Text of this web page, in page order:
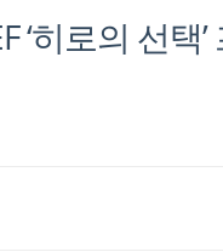
‘히로의 선택